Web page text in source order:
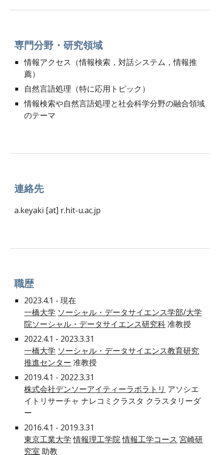
専門分野・研究領域
情報アクセス（情報検索，対話システム，情報推
薦）
自然言語処理（特に応用トピック）
情報検索や自然言語処理と社会科学分野の融合領域
のテーマ
連絡先
a.keyaki [at] r.hit-u.ac.jp
職歴
2023.4.1 - 現在
一橋大学 ソーシャル・データサイエンス学部/大学
院ソーシャル・データサイエンス研究科准教授
2022.4.1 - 2023.3.31
一橋大学 ソーシャル・データサイエンス教育研究
推進センター 准教授
2019.4.1 - 2022.3.31
株式会社デンソーアイティーラボラトリ アソシエ
イトリサーチャ ナレコミクラスタ クラスタリーダ
ー
2016.4.1 - 2019.3.31
東京工業大学 情報理工学院 情報工学コース 宮崎研
究室 助教